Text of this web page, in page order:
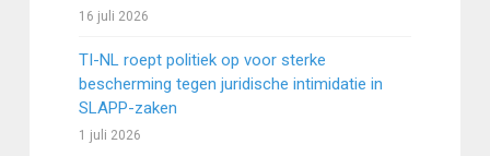
16 juli 2026
TI-NL roept politiek op voor sterke
bescherming tegen juridische intimidatie in
SLAPP-zaken
1 juli 2026